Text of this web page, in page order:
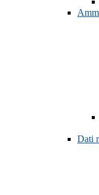
Dati